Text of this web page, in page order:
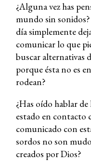
¿Alguna vez has
mundo sin
día simplemente
comunicar lo que
buscar alternativas
porque ésta no es
rodean?
¿Has oído hablar de
estado en contacto
comunicado con
sordos no son
creados por Dios?